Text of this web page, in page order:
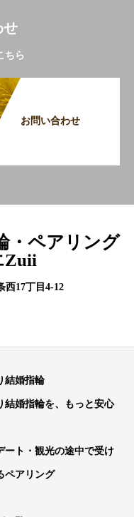
せ
ちら
お問い合わせ
・ペアリング
Zuii
西17丁目4-12
結婚指輪
結婚指輪を、もっと安心
ート・観光の途中で受け
ペアリング